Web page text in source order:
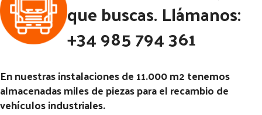
que buscas. Llámanos:
+34 985 794 361
En nuestras instalaciones de 11.000 m2 tenemos
almacenadas miles de piezas para el recambio de
vehículos industriales.